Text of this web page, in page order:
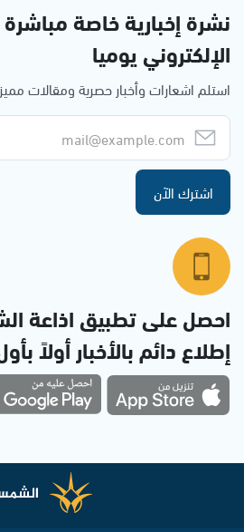
نشرة إخبارية خاصة
الإلكتروني يوميا
استلم اشعارات وأخبار حصرية ومقالات
اشترك الآن
احصل على تطبيق اذاعة
إطلاع دائم بالأخبار أولاً